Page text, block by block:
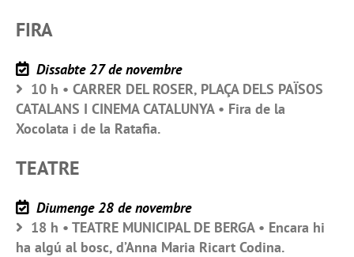
FIRA
Dissabte 27 de novembre
10 h • CARRER DEL ROSER, PLAÇA DELS PAÏSOS
CATALANS I CINEMA CATALUNYA • Fira de la
Xocolata i de la Ratafia.
TEATRE
Diumenge 28 de novembre
18 h • TEATRE MUNICIPAL DE BERGA • Encara hi
ha algú al bosc, d’Anna Maria Ricart Codina.